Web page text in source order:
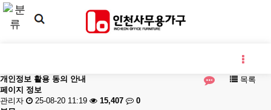
목록
개인정보 활용 동의 안내
페이지 정보
관리자
25-08-20 11:19 15,407
0